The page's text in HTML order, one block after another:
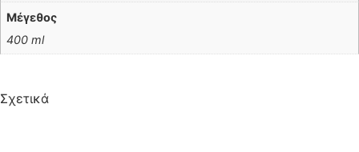
Μέγεθος
400 ml
Σχετικά